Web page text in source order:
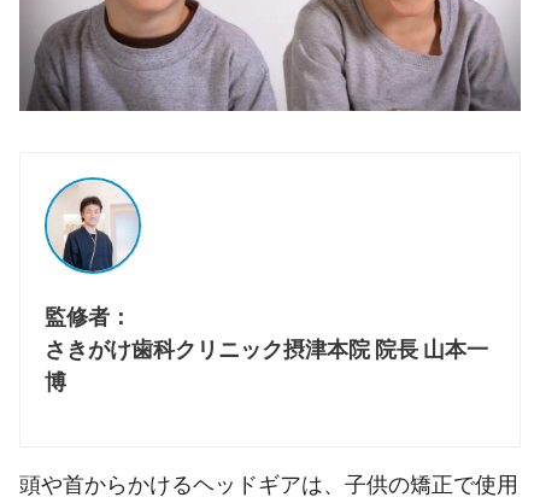
監修者：
さきがけ歯科クリニック摂津本院 院長 山本一
博
頭や首からかけるヘッドギアは、子供の矯正で使用